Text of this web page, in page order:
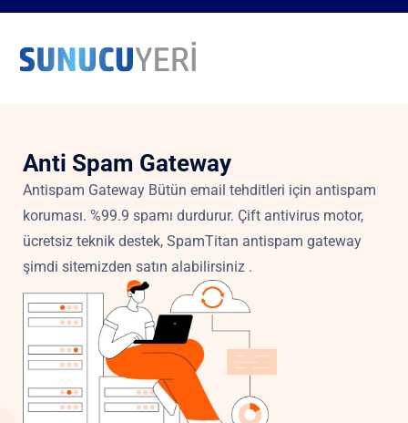
Anti Spam Gateway
Antispam Gateway Bütün email tehditleri için antispam
koruması. %99.9 spamı durdurur. Çift antivirus motor,
ücretsiz teknik destek, SpamTitan antispam gateway
şimdi sitemizden satın alabilirsiniz .